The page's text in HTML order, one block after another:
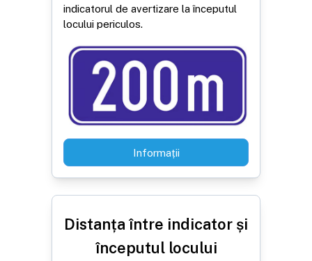
indicatorul de avertizare la începutul
locului periculos.
Informații
Distanța între indicator și
începutul locului